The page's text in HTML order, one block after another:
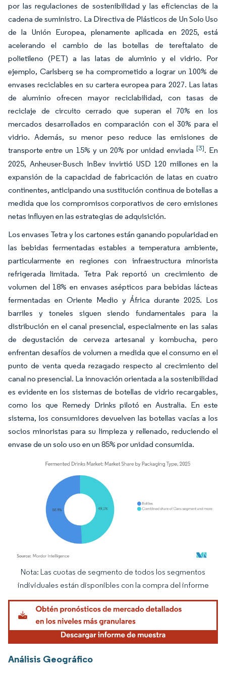
por las regulaciones de sostenibilidad y las eficiencias de la
cadena de suministro. La Directiva de Plásticos de Un Solo Uso
de la Unión Europea, plenamente aplicada en 2025, está
acelerando el cambio de las botellas de tereftalato de
polietileno (PET) a las latas de aluminio y el vidrio. Por
ejemplo, Carlsberg se ha comprometido a lograr un 100% de
envases reciclables en su cartera europea para 2027. Las latas
de aluminio ofrecen mayor reciclabilidad, con tasas de
reciclaje de circuito cerrado que superan el 70% en los
mercados desarrollados en comparación con el 30% para el
vidrio. Además, su menor peso reduce las emisiones de
transporte entre un 15% y un 20% por unidad enviada [3]. En
2025, Anheuser-Busch InBev invirtió USD 120 millones en la
expansión de la capacidad de fabricación de latas en cuatro
continentes, anticipando una sustitución continua de botellas a
medida que los compromisos corporativos de cero emisiones
netas influyen en las estrategias de adquisición.
Los envases Tetra y los cartones están ganando popularidad en
las bebidas fermentadas estables a temperatura ambiente,
particularmente en regiones con infraestructura minorista
refrigerada limitada. Tetra Pak reportó un crecimiento de
volumen del 18% en envases asépticos para bebidas lácteas
fermentadas en Oriente Medio y África durante 2025. Los
barriles y toneles siguen siendo fundamentales para la
distribución en el canal presencial, especialmente en las salas
de degustación de cerveza artesanal y kombucha, pero
enfrentan desafíos de volumen a medida que el consumo en el
punto de venta queda rezagado respecto al crecimiento del
canal no presencial. La innovación orientada a la sostenibilidad
es evidente en los sistemas de botellas de vidrio recargables,
como los que Remedy Drinks pilotó en Australia. En este
sistema, los consumidores devuelven las botellas vacías a los
socios minoristas para su limpieza y rellenado, reduciendo el
envase de un solo uso en un 85% por unidad consumida.
Imagen © Mordor Intelligence. El uso requiere atribución según CC BY 4.0.
Nota: Las cuotas de segmento de todos los segmentos
individuales están disponibles con la compra del informe
Análisis Geográfico